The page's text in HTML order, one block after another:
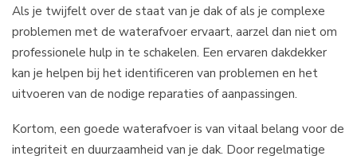
Als je twijfelt over de staat van je dak of als je complexe
problemen met de waterafvoer ervaart, aarzel dan niet om
professionele hulp in te schakelen. Een ervaren dakdekker
kan je helpen bij het identificeren van problemen en het
uitvoeren van de nodige reparaties of aanpassingen.
Kortom, een goede waterafvoer is van vitaal belang voor de
integriteit en duurzaamheid van je dak. Door regelmatige